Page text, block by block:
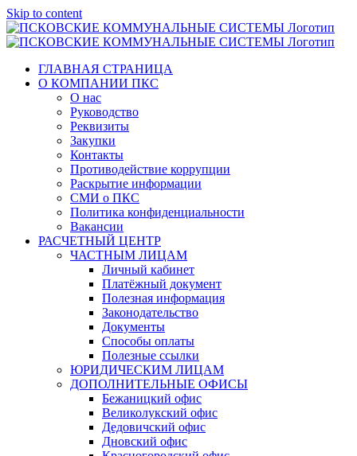
Skip to content
ГЛАВНАЯ СТРАНИЦА
О КОМПАНИИ ПКС
О нас
Руководство
Реквизиты
Закупки
Контакты
Противодействие коррупции
Раскрытие информации
СМИ о ПКС
Политика конфиденциальности
Вакансии
РАСЧЕТНЫЙ ЦЕНТР
ЧАСТНЫМ ЛИЦАМ
Личный кабинет
Платёжный документ
Полезная информация
Законодательство
Документы
Способы оплаты
Полезные ссылки
ЮРИДИЧЕСКИМ ЛИЦАМ
ДОПОЛНИТЕЛЬНЫЕ ОФИСЫ
Бежаницкий офис
Великолукский офис
Дедовичский офис
Дновский офис